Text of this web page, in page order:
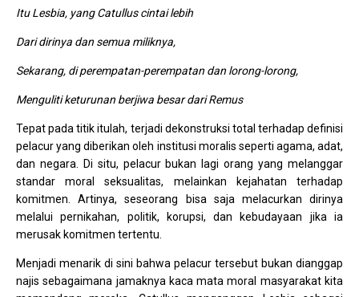
Itu Lesbia, yang Catullus cintai lebih
Dari dirinya dan semua miliknya,
Sekarang, di perempatan-perempatan dan lorong-lorong,
Menguliti keturunan berjiwa besar dari Remus
Tepat pada titik itulah, terjadi dekonstruksi total terhadap definisi
pelacur yang diberikan oleh institusi moralis seperti agama, adat,
dan negara. Di situ, pelacur bukan lagi orang yang melanggar
standar moral seksualitas, melainkan kejahatan terhadap
komitmen. Artinya, seseorang bisa saja melacurkan dirinya
melalui pernikahan, politik, korupsi, dan kebudayaan jika ia
merusak komitmen tertentu.
Menjadi menarik di sini bahwa pelacur tersebut bukan dianggap
najis sebagaimana jamaknya kaca mata moral masyarakat kita